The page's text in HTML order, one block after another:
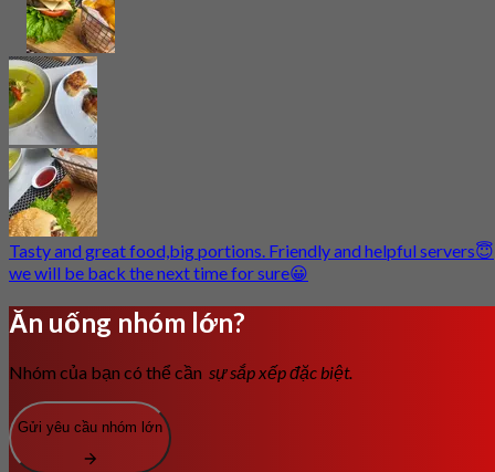
Tasty and great food,big portions. Friendly and helpful servers😇
we will be back the next time for sure😀
Ăn uống nhóm lớn?
Nhóm của bạn có thể cần sự sắp xếp đặc biệt.
Gửi yêu cầu nhóm lớn